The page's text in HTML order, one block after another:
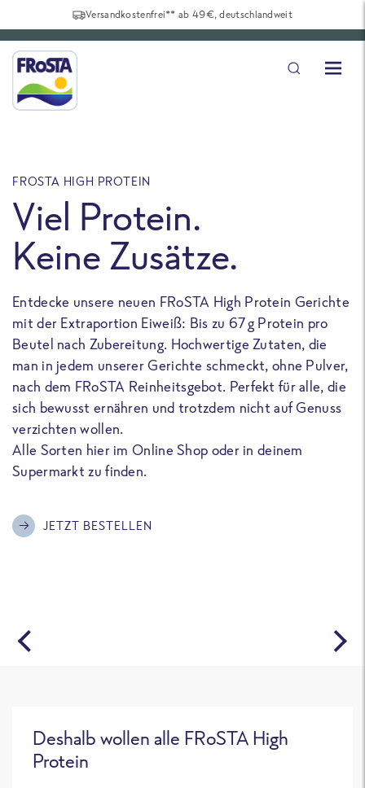
Versandkostenfrei** ab 49€, deutschlandweit
FROSTA HIGH PROTEIN
Viel Protein.
Keine Zusätze.
Entdecke unsere neuen FRoSTA High Protein Gerichte
mit der Extraportion Eiweiß: Bis zu 67 g Protein pro
Beutel nach Zubereitung. Hochwertige Zutaten, die
man in jedem unserer Gerichte schmeckt, ohne Pulver,
nach dem FRoSTA Reinheitsgebot. Perfekt für alle, die
sich bewusst ernähren und trotzdem nicht auf Genuss
verzichten wollen.
Alle Sorten hier im Online Shop oder in deinem
Supermarkt zu finden.
JETZT BESTELLEN
Deshalb wollen alle FRoSTA High
Protein